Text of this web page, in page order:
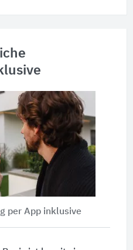
per App inklusive